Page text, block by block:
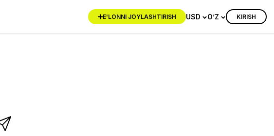
E'LONNI JOYLASHTIRISH USD O’Z KIRISH